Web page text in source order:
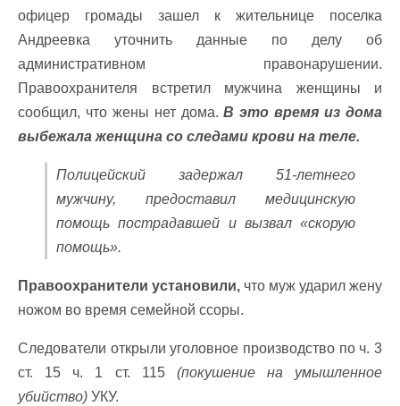
офицер громады зашел к жительнице поселка
Андреевка уточнить данные по делу об
административном правонарушении.
Правоохранителя встретил мужчина женщины и
сообщил, что жены нет дома.В это время из дома
выбежала женщина со следами крови на теле.
Полицейский задержал 51-летнего
мужчину, предоставил медицинскую
помощь пострадавшей и вызвал «скорую
помощь».
Правоохранители установили, что муж ударил жену
ножом во время семейной ссоры.
Следователи открыли уголовное производство по ч. 3
ст. 15 ч. 1 ст. 115 (покушение на умышленное
убийство) УКУ.